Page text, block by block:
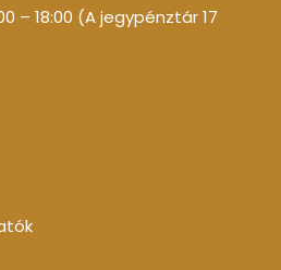
– 18:00 (A jegypénztár 17